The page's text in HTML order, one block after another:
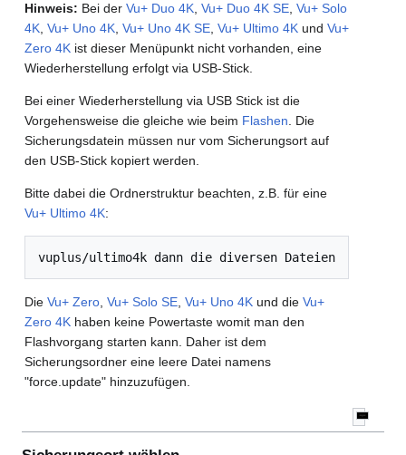
Hinweis: Bei der Vu+ Duo 4K, Vu+ Duo 4K SE, Vu+ Solo
4K, Vu+ Uno 4K, Vu+ Uno 4K SE, Vu+ Ultimo 4K und Vu+
Zero 4K ist dieser Menüpunkt nicht vorhanden, eine
Wiederherstellung erfolgt via USB-Stick.
Bei einer Wiederherstellung via USB Stick ist die
Vorgehensweise die gleiche wie beim Flashen. Die
Sicherungsdatein müssen nur vom Sicherungsort auf
den USB-Stick kopiert werden.
Bitte dabei die Ordnerstruktur beachten, z.B. für eine
Vu+ Ultimo 4K:
Die Vu+ Zero, Vu+ Solo SE, Vu+ Uno 4K und die Vu+
Zero 4K haben keine Powertaste womit man den
Flashvorgang starten kann. Daher ist dem
Sicherungsordner eine leere Datei namens
"force.update" hinzuzufügen.